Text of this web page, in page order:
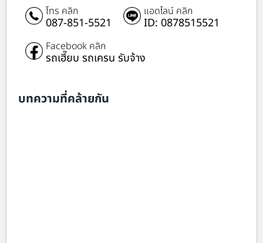
โทร คลิก
087-851-5521
แอดไลน์ คลิก
ID: 0878515521
Facebook คลิก
รถเฮี๊ยบ รถเครน รับจ้าง
บทความที่คล้ายกัน